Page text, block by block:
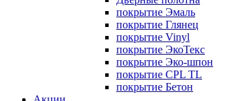
покрытие Эмаль
покрытие Глянец
покрытие Vinyl
покрытие ЭкоТекс
покрытие Эко-шпон
покрытие CPL TL
покрытие Бетон